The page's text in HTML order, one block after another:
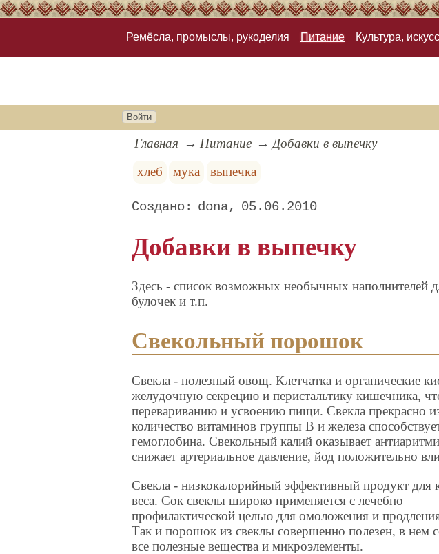
Ремёсла, промыслы, рукоделия Питание Культура,
Войти
Главная Питание
Добавки в выпечку
хлеб
мука выпечка
dona 05.06.2010
Добавки в выпечку
Здесь - список возможных необычных наполнителей
булочек и т.п.
Свекольный порошок
Свекла - полезный овощ. Клетчатка и органические
желудочную секрецию и перистальтику кишечника,
перевариванию и усвоению пищи. Свекла прекрасно
количество витаминов группы В и железа
гемоглобина. Свекольный калий оказывает
снижает артериальное давление, йод положительно
Свекла - низкокалорийный эффективный продукт для
веса. Сок свеклы широко применяется с лечебно–
профилактической целью для омоложения и
Так и порошок из свеклы совершенно полезен, в нем
все полезные вещества и микроэлементы.